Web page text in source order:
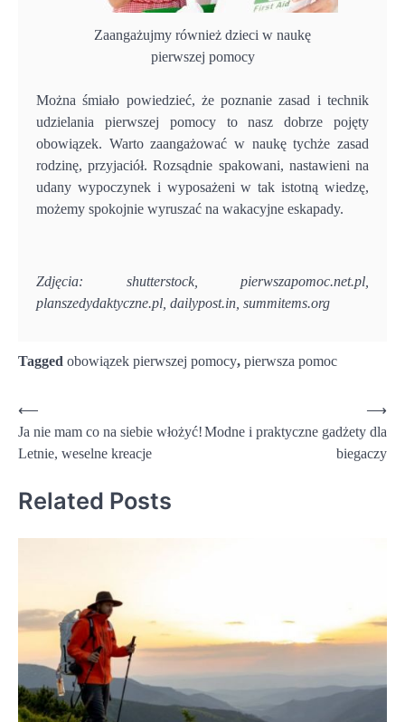
Zaangażujmy również dzieci w naukę
pierwszej pomocy
Można śmiało powiedzieć, że poznanie zasad i technik
udzielania pierwszej pomocy to nasz dobrze pojęty
obowiązek. Warto zaangażować w naukę tychże zasad
rodzinę, przyjaciół. Rozsądnie spakowani, nastawieni na
udany wypoczynek i wyposażeni w tak istotną wiedzę,
możemy spokojnie wyruszać na wakacyjne eskapady.
Zdjęcia: shutterstock, pierwszapomoc.net.pl,
planszedydaktyczne.pl, dailypost.in, summitems.org
Tagged obowiązek pierwszej pomocy, pierwsza pomoc
Nawigacja
wpisu
⟵
Ja nie mam co na siebie włożyć!
Letnie, weselne kreacje
Modne i praktyczne gadżety dla
biegaczy
⟶
Related Posts